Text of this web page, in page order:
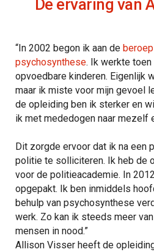
De ervaring van
“In 2002 begon ik aan de
psychosynthese. Ik werkte
opvoedbare kinderen. Eigenlijk
maar ik miste voor mijn gevoel
de opleiding ben ik sterker en
ik met mededogen naar mezelf
Dit zorgde ervoor dat ik na een
politie te solliciteren. Ik heb de
voor de politieacademie. In
opgepakt. Ik ben inmiddels
behulp van psychosynthese
werk. Zo kan ik steeds meer
mensen in nood.”
Allison Visser heeft de